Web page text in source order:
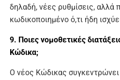
δηλαδή, νέες ρυθμίσεις, αλλά
κωδικοποιημένο ό,τι ήδη
9. Ποιες νομοθετικές
Κώδικα;
Ο νέος Κώδικας συγκεντρώνει